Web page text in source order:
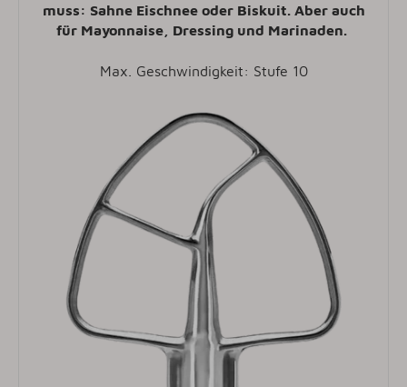
muss: Sahne Eischnee oder Biskuit. Aber auch
für Mayonnaise, Dressing und Marinaden.
Max. Geschwindigkeit: Stufe 10